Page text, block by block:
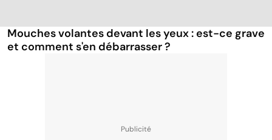
Mouches volantes devant les yeux : est-ce grave
et comment s'en débarrasser ?